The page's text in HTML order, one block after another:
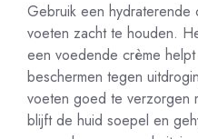
Gebruik een hydraterende
voeten zacht te houden.
een voedende crème
beschermen tegen
voeten goed te verzorgen
blijft de huid soepel en